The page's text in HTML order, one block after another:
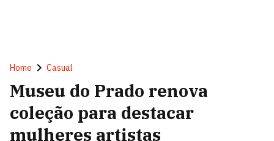
Home Casual
Museu do Prado renova
coleção para destacar
mulheres artistas